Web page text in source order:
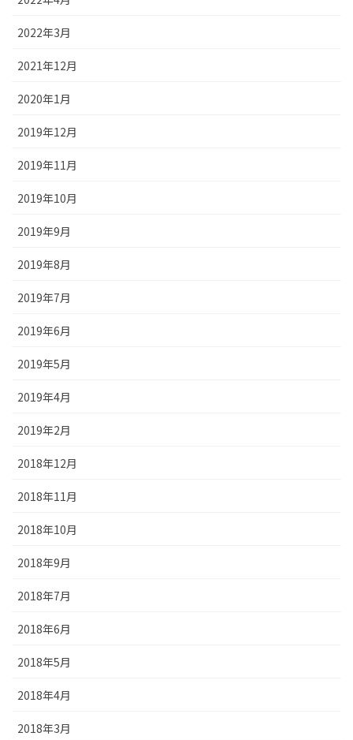
2022年3月
2021年12月
2020年1月
2019年12月
2019年11月
2019年10月
2019年9月
2019年8月
2019年7月
2019年6月
2019年5月
2019年4月
2019年2月
2018年12月
2018年11月
2018年10月
2018年9月
2018年7月
2018年6月
2018年5月
2018年4月
2018年3月